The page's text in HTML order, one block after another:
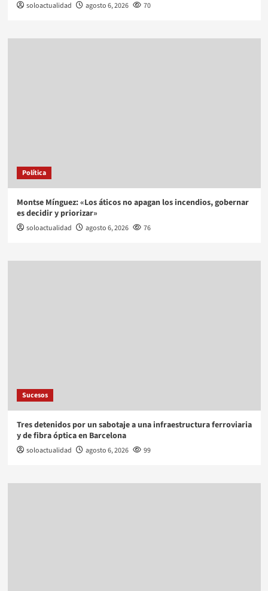
soloactualidad agosto 6, 2026 70
Política
Montse Mínguez: «Los áticos no apagan los incendios, gobernar
es decidir y priorizar»
soloactualidad agosto 6, 2026 76
Sucesos
Tres detenidos por un sabotaje a una infraestructura ferroviaria
y de fibra óptica en Barcelona
soloactualidad agosto 6, 2026 99